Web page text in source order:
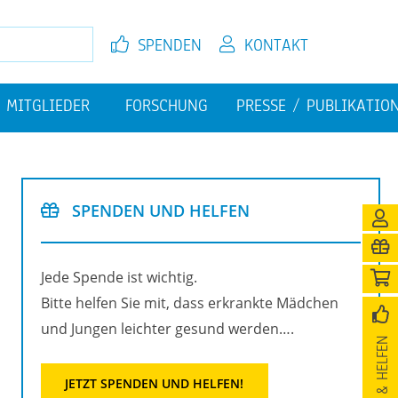
KON­TAKT
SPEN­DEN
MIT­GLIE­DER FOR­SCHUNG PRES­SE /
SPEN­DEN UND HEL­FEN
Jede Spen­de ist wich­tig.
Bitte hel­fen Sie mit, dass er­krank­te Mäd­chen
und Jun­gen leich­ter ge­sund wer­den….
JETZT SPEN­DEN UND HEL­FEN!